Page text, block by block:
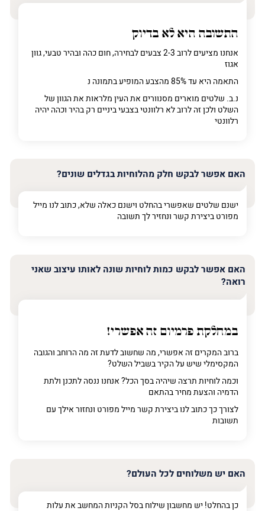
התשובה היא לא בדיוק
אנחנו מציעים לרוב 2-3 צבעים לבחירה, חום כהה ובהיר טבעי, גוון
אגוז
התאמה היא עד 85% מהצבע המופיע בתמונה נ
נ.ב. שלטים מוארים מסנוורים את העין מלראות את הגוון של
השלט ולכן זה לרוב לא רלוונטי בצבעי ביניים רק בהיר וכהה יהיה
רלוונטי
האם אפשר לבקש חלק מהלוחיות בגדלים שונים?
ישנם שלטים שאפשרי בהחלט וישנם כאלה שלא, כתוב לנו מייל
מפורט ביצירת קשר ונחזיר לך תשובה
האם אפשר לבקש כמות לוחיות שונה לאותו עיצוב שאני
רואה?
במחלקת פרמיום זה אפשרי!
ברוב המקרים זה אפשרי, מה שחשוב לדעת זה מה הרוחב והגובה
המקסימלי שיש על הקיר בשביל השלט?
וכמה לוחיות תרצה שיהיה בסך הכל? אנחנו ננסה לתכנן ולתת
הדמיה והצעת מחיר בהתאם
לצורך כך כתוב לנו ביצירת קשר מייל מפורט ונחזור אילך עם
תשובות
האם יש משלוחים לכל העולם?
כן בהחלט! יש מחשבון שילוח בסל הקניות המחשב את עלות